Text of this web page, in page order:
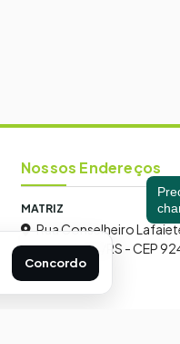
Concordo
Nossos Endereços
MATRIZ
Rua Conselheiro
José, Canoas/RS - CEP